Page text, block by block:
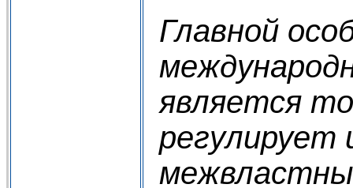
Главной
является
регулирует